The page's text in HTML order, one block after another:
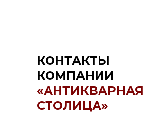
КОНТАКТЫ
КОМПАНИИ
«АНТИКВАРНАЯ
СТОЛИЦА»